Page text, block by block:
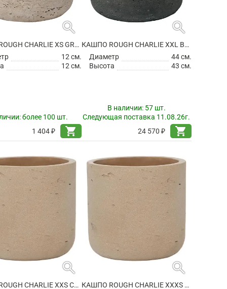
search
КАШПО ROUGH CHARLIE XS GREY WASHED
12 см.
12 см.
более 100 шт.
1 404 ₽
shopping_cart
search
КАШПО ROUGH CHARLIE XXL BLACK WASHED
Диаметр
44 см.
Высота
43 см.
В наличии: 57 шт.
Следующая поставка 11.08.26г.
24 570 ₽
shopping_cart
search
КАШПО ROUGH CHARLIE XXS CLAY WASHED
search
КАШПО ROUGH CHARLIE XXXS CLAY WASHED